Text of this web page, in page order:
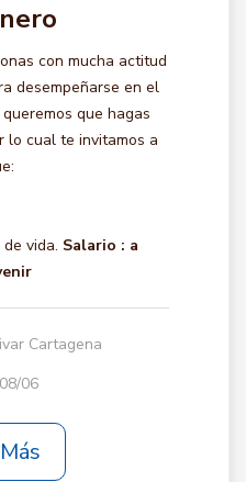
con mucha actitud
desempeñarse en el
queremos que hagas
lo cual te invitamos a
vida. Salario : a
Cartagena
06